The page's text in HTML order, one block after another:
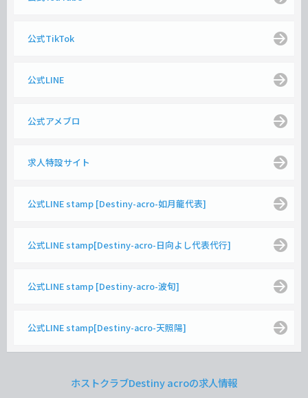
公式TikTok
公式LINE
公式アメブロ
求人特設サイト
公式LINE stamp [Destiny-acro-如月龍代表]
公式LINE stamp[Destiny-acro-日向よし代表代行]
公式LINE stamp [Destiny-acro-波旬]
公式LINE stamp[Destiny-acro-天照陽]
ホストクラブDestiny acroの求人情報